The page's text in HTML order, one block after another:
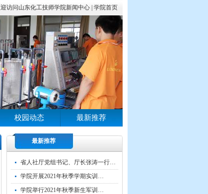
访问山东化工技师学院新闻中心 | 学院首页
校园动态 最新推荐
最新推荐
省人社厅党组书记、厅长张涛一行…
学院开展2021年秋季学期实训…
学院举行2021年秋季新生军训…